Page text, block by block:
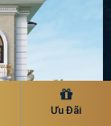
Ưu Đãi